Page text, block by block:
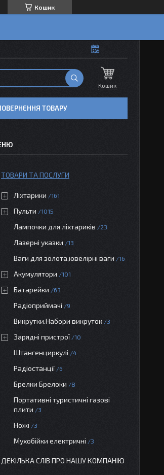
Кошик
Кошик
ТОВАРУ
ТОВАРИ ТА ПОСЛУГИ
Ліхтарики 161
Пульти 1015
Лампочки для ліхтариків 23
Лазерні указки 13
Ваги для золота,ювелірні ваги 16
Акумулятори 101
Батарейки 63
Радіоприймачі 9
Викрутки.Набори викруток 3
Зарядні пристрої 10
Штангенциркулі 4
Радіостанції 6
Брелки Брелоки 8
Портативні туристичні газові
плити
3
Ножі 3
Мухобійки електричні 3
ДЕКІЛЬКА СЛІВ ПРО НАШУ КОМПАНІЮ